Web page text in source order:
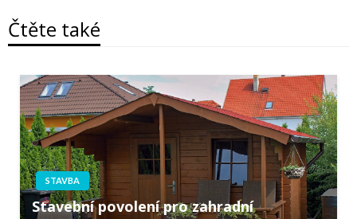
Čtěte také
STAVBA
Stavební povolení pro zahradní